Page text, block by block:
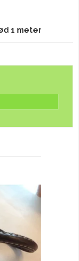
1 meter